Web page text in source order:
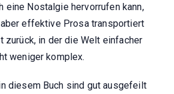
eine Nostalgie hervorrufen kann,
effektive Prosa transportiert
zurück, in der die Welt einfacher
weniger komplex.
diesem Buch sind gut ausgefeilt